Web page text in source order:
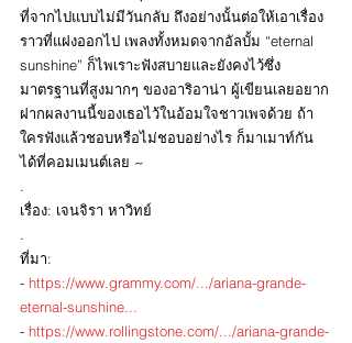
ที่จากไปแบบไม่มีวันกลับ ถึงอย่างนั้นต่อให้เอาเรื่อง
ราวที่แฝงออกไป เพลงทั้งหมดจากอัลบั้ม “eternal
sunshine” ก็ไพเราะฟังสบายและยังคงไว้ซึ่ง
มาตรฐานที่สูงมากๆ ของอาริอาน่า ผู้เขียนเลยอยาก
ฝากผลงานนี้ของเธอไว้ในอ้อมใจชาวเพจด้วย ถ้า
ใครฟังแล้วชอบหรือไม่ชอบอย่างไร ก็มาเมาท์กัน
ได้ที่คอมเมนต์เลย ~
.
เรื่อง: เจนจิรา หาวิทย์
.
ที่มา:
- https://www.grammy.com/.../ariana-grande-
eternal-sunshine
- https://www.rollingstone.com/.../ariana-grande-